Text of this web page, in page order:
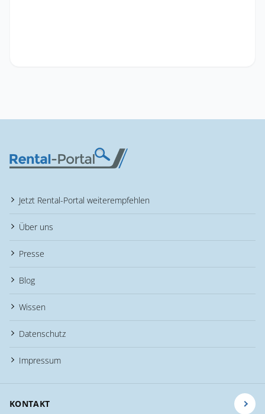
Jetzt Rental-Portal weiterempfehlen
Über uns
Presse
Blog
Wissen
Datenschutz
Impressum
KONTAKT